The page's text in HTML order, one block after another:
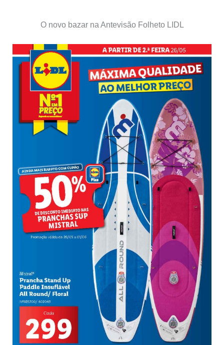
O novo bazar na Antevisão Folheto LIDL